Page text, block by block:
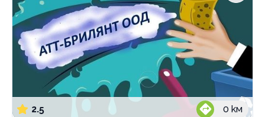
2.5 0 км